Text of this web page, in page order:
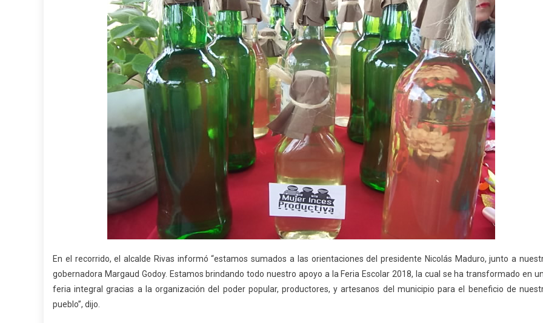
En el recorrido, el alcalde Rivas informó “estamos sumados a las orientaciones del presidente Nicolás Maduro, junto a
gobernadora Margaud Godoy. Estamos brindando todo nuestro apoyo a la Feria Escolar 2018, la cual se ha transformado en
feria integral gracias a la organización del poder popular, productores, y artesanos del municipio para el beneficio de
pueblo”, dijo.